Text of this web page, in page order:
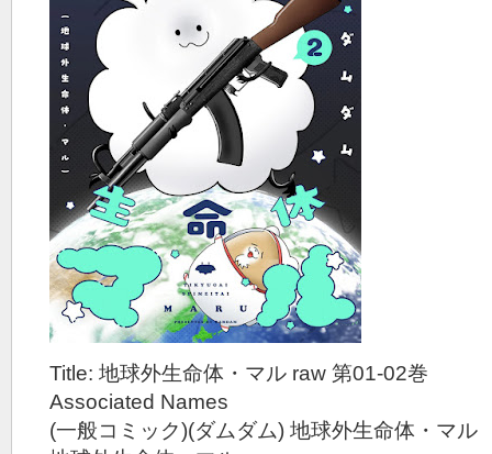
Title: 地球外生命体・マル raw 第01-02巻
Associated Names
(一般コミック)(ダムダム) 地球外生命体・マル